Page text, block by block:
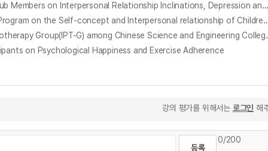
여성 수영동호인의 사회적 체형 불안이 대인관계 성향과 우울 및 심리적 행복감에 미치는 영향 = Impact of Social Figure Anxiety of Female Swim Club Members on Interpersonal Relationship Inclinations, Depression and Psychological Happiness
행복훈련 문학치료 프로그램이 저소득층 아동의 자기개념과 대인관계 증진에 미치는 효과 = The Effects of the
중국 이공계 대학생에 대한 대인관계 집단치료(IPT-G)의 효과 : 대
on Psychological Happiness and Exercise Adherence
강의 평가를 위해서는 로그인 해
0/200